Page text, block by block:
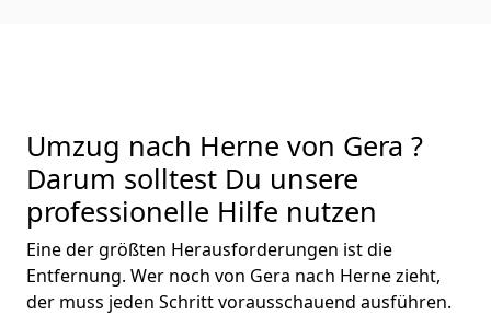
Umzug nach Herne von Gera ?
Darum solltest Du unsere
professionelle Hilfe nutzen
Eine der größten Herausforderungen ist die
Entfernung. Wer noch von Gera nach Herne zieht,
der muss jeden Schritt vorausschauend ausführen.